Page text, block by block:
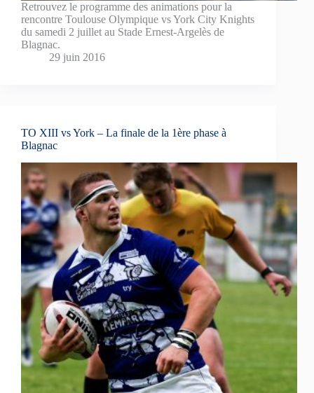
Retrouvez le programme des animations pour la
rencontre Toulouse Olympique vs York City Knights
du samedi 2 juillet au Stade Ernest-Argelès de
Blagnac.
29 juin 2016
TO XIII vs York – La finale de la 1ère phase à
Blagnac